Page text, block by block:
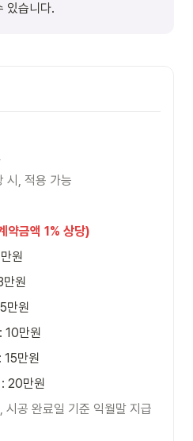
있습니다.
시, 적용 가능
약금액 1% 상당)
원
원
만원
10만원
15만원
20만원
시공 완료일 기준 익월말 지급